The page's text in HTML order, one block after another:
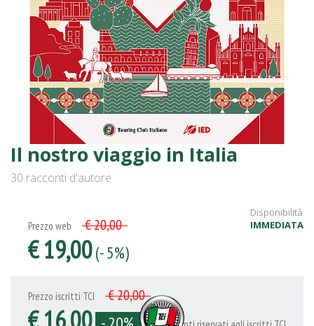
Il nostro viaggio in Italia
30 racconti d'autore
Disponibilità
IMMEDIATA
Prezzo web € 20,00
€ 19,00(- 5%)
Prezzo iscritti TCI € 20,00